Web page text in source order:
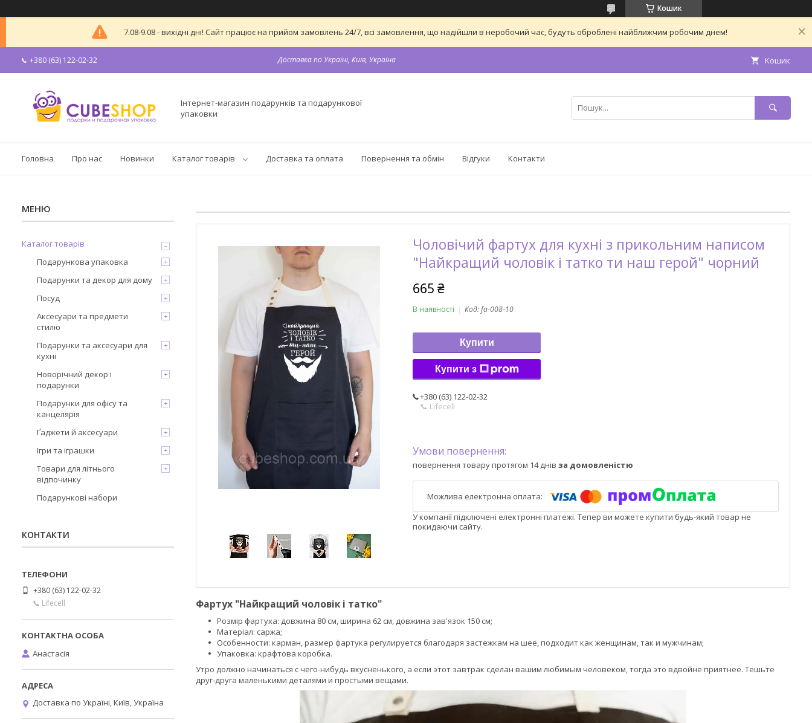
Кошик
7.08-9.08 - вихідні дні! Сайт працює на прийом замовлень 24/7, всі замовлення, що надійшли в неробочий час, будуть оброблені найближчим робочим днем!
+380 (63) 122-02-32 Доставка по Україні, Київ, Україна Кошик
Інтернет-магазин подарунків та подарункової
упаковки
Головна Про нас Новинки Каталог товарів Доставка та оплата Повернення та обмін Відгуки Контакти
Чоловічий фартух для кухні з прикольним написом
"Найкращий чоловік і татко ти наш герой" чорний
665 ₴
В наявності Код:fa-008-10
Купити
Купити з
+380 (63) 122-02-32
📞 Lifecell
повернення товару протягом 14 днів за домовленістю
У компанії підключені електронні платежі. Тепер ви можете купити будь-який товар не
покидаючи сайту.
Фартух "Найкращий чоловік і татко"
Розмір фартуха: довжина 80 см, ширина 62 см, довжина зав'язок 150 см;
Матеріал: саржа;
Особенности: карман, размер фартука регулируется благодаря застежкам на шее, подходит как женщинам, так и мужчинам;
Упаковка: крафтова коробка.
Утро должно начинаться с чего-нибудь вкусненького, а если этот завтрак сделан вашим любимым человеком, тогда это вдвойне приятнее. Тешьте
друг-друга маленькими деталями и простыми вещами.
Каталог товарів
Подарункова упаковка
Подарунки та декор для дому
Посуд
Аксесуари та предмети
стилю
Подарунки та аксесуари для
кухні
Новорічний декор і
подарунки
Подарунки для офісу та
канцелярія
Ґаджети й аксесуари
Ігри та іграшки
Товари для літнього
відпочинку
Подарункові набори
КОНТАКТИ
+380 (63) 122-02-32
📞 Lifecell
Анастасія
Доставка по Україні, Київ, Україна